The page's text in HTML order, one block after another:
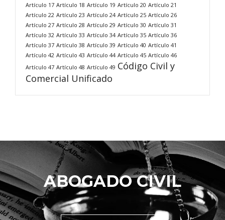
Artículo 17 Artículo 18 Artículo 19 Artículo 20 Artículo 21
Artículo 22 Artículo 23 Artículo 24 Artículo 25 Artículo 26
Artículo 27 Artículo 28 Artículo 29 Artículo 30 Artículo 31
Artículo 32 Artículo 33 Artículo 34 Artículo 35 Artículo 36
Artículo 37 Artículo 38 Artículo 39 Artículo 40 Artículo 41
Artículo 42 Artículo 43 Artículo 44 Artículo 45 Artículo 46
Artículo 47 Artículo 48 Artículo 49 Código Civil y
Comercial Unificado
ABOGADO CIVIL